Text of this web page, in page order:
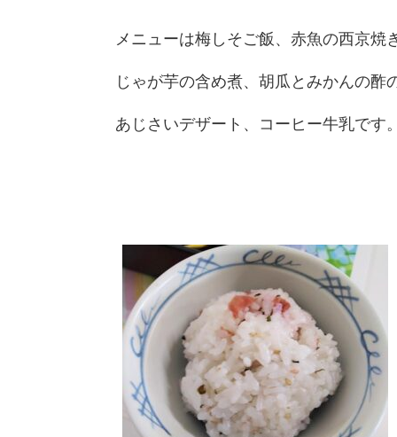
メニューは梅しそご飯、赤魚の西京焼
じゃが芋の含め煮、胡瓜とみかんの酢
あじさいデザート、コーヒー牛乳です。